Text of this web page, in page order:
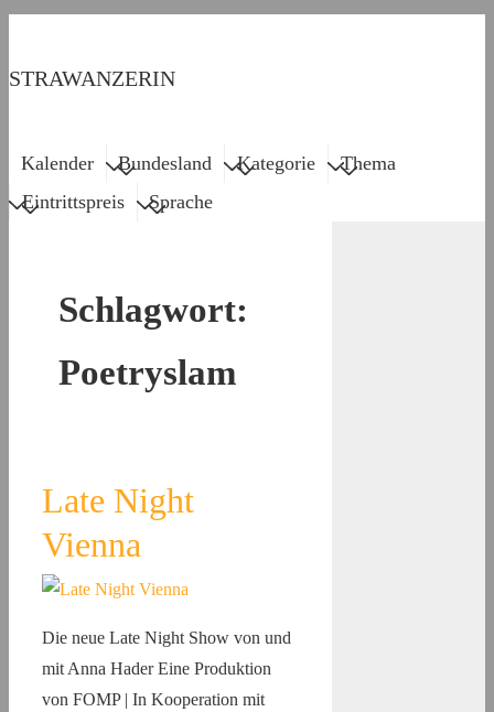
Inhalt
STRAWANZERIN
Navigation
Kalender Bundesland Kategorie
Thema
Eintrittspreis
Sprache
Schlagwort:
Poetryslam
Late Night
Vienna
Die neue Late Night Show von und
mit Anna Hader Eine Produktion
von FOMP | In Kooperation mit